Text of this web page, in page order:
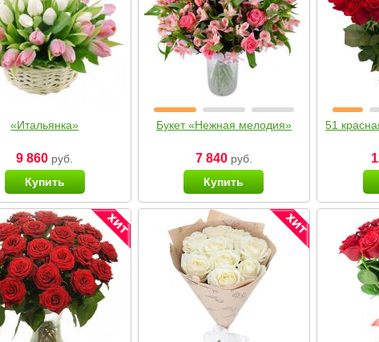
«Итальянка»
9 860 руб.
Купить
Букет «Нежная мелодия»
7 840руб.
Купить
51